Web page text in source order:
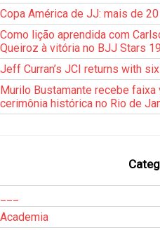
Copa América de JJ: mais de
Como lição aprendida com
Queiroz à vitória no BJJ Stars 19
Jeff Curran’s JCI returns with
Murilo Bustamante recebe faixa
cerimônia histórica no Rio de
Academia